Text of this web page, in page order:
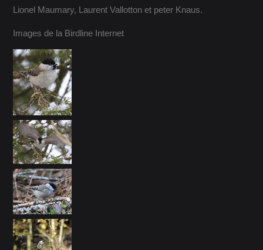
Lionel Maumary, Laurent Vallotton et peter Knaus.
Images de la Birdline Internet